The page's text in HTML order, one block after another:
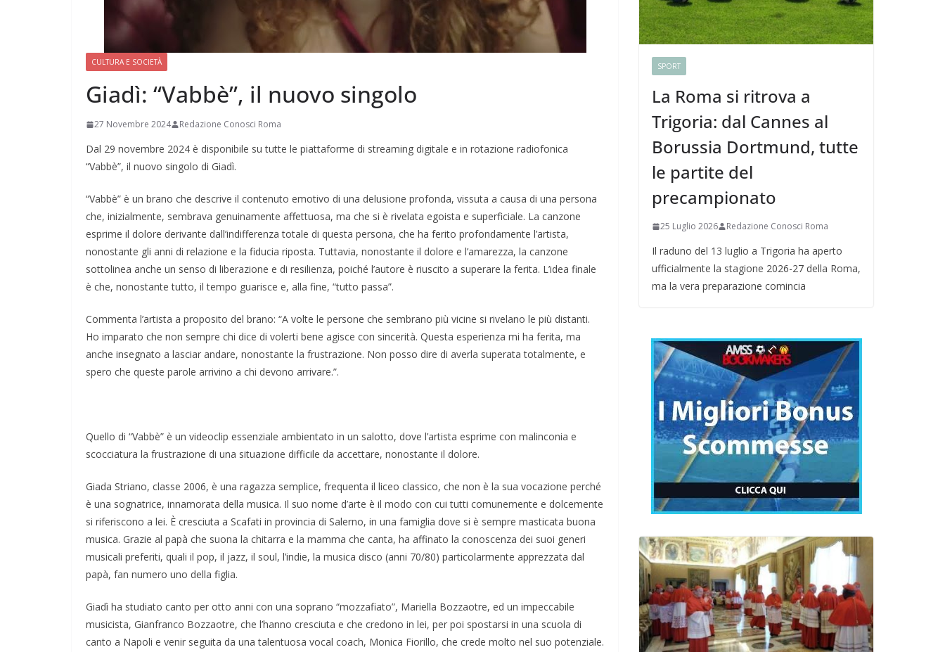
CULTURA E SOCIETÀ
Giadì: “Vabbè”, il nuovo singolo
27 Novembre 2024 Redazione Conosci Roma
Dal 29 novembre 2024 è disponibile su tutte le piattaforme di streaming digitale e in rotazione radiofonica
“Vabbè”, il nuovo singolo di Giadì.
“Vabbè” è un brano che descrive il contenuto emotivo di una delusione profonda, vissuta a causa di una persona
che, inizialmente, sembrava genuinamente affettuosa, ma che si è rivelata egoista e superficiale. La canzone
esprime il dolore derivante dall’indifferenza totale di questa persona, che ha ferito profondamente l’artista,
nonostante gli anni di relazione e la fiducia riposta. Tuttavia, nonostante il dolore e l’amarezza, la canzone
sottolinea anche un senso di liberazione e di resilienza, poiché l’autore è riuscito a superare la ferita. L’idea finale
è che, nonostante tutto, il tempo guarisce e, alla fine, “tutto passa”.
Commenta l’artista a proposito del brano: “A volte le persone che sembrano più vicine si rivelano le più distanti.
Ho imparato che non sempre chi dice di volerti bene agisce con sincerità. Questa esperienza mi ha ferita, ma
anche insegnato a lasciar andare, nonostante la frustrazione. Non posso dire di averla superata totalmente, e
spero che queste parole arrivino a chi devono arrivare.”.
Quello di “Vabbè” è un videoclip essenziale ambientato in un salotto, dove l’artista esprime con malinconia e
scocciatura la frustrazione di una situazione difficile da accettare, nonostante il dolore.
Giada Striano, classe 2006, è una ragazza semplice, frequenta il liceo classico, che non è la sua vocazione perché
è una sognatrice, innamorata della musica. Il suo nome d’arte è il modo con cui tutti comunemente e dolcemente
si riferiscono a lei. È cresciuta a Scafati in provincia di Salerno, in una famiglia dove si è sempre masticata buona
musica. Grazie al papà che suona la chitarra e la mamma che canta, ha affinato la conoscenza dei suoi generi
musicali preferiti, quali il pop, il jazz, il soul, l’indie, la musica disco (anni 70/80) particolarmente apprezzata dal
papà, fan numero uno della figlia.
Giadì ha studiato canto per otto anni con una soprano “mozzafiato”, Mariella Bozzaotre, ed un impeccabile
musicista, Gianfranco Bozzaotre, che l’hanno cresciuta e che credono in lei, per poi spostarsi in una scuola di
canto a Napoli e venir seguita da una talentuosa vocal coach, Monica Fiorillo, che crede molto nel suo potenziale.
SPORT
La Roma si ritrova a
Trigoria: dal Cannes al
Borussia Dortmund, tutte
le partite del
precampionato
25 Luglio 2026 Redazione Conosci Roma
Il raduno del 13 luglio a Trigoria ha aperto
ufficialmente la stagione 2026-27 della Roma,
ma la vera preparazione comincia